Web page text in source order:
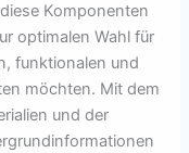
Komponenten
optimalen Wahl für
funktionalen und
möchten. Mit dem
und der